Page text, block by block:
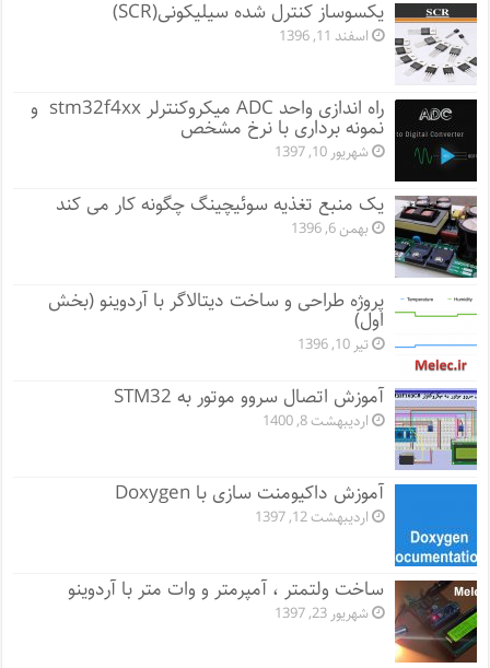
یکسوساز کنترل شده سیلیکونی(SCR)
اسفند 11, 1396
راه اندازی واحد ADC میکروکنترلر stm32f4xx و
نمونه برداری با نرخ مشخص
شهریور 10, 1397
یک منبع تغذیه سوئیچینگ چگونه کار می کند
بهمن 6, 1396
پروژه طراحی و ساخت دیتالاگر با آردوینو (بخش
اول)
تیر 10, 1396
آموزش اتصال سروو موتور به STM32
اردیبهشت 8, 1400
آموزش داکیومنت سازی با Doxygen
اردیبهشت 12, 1397
ساخت ولتمتر ، آمپرمتر و وات متر با آردوینو
شهریور 23, 1397